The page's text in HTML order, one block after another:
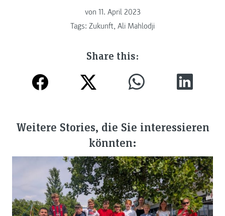
von 11. April 2023
Tags: Zukunft, Ali Mahlodji
Share this:
Weitere Stories, die Sie interessieren
könnten: